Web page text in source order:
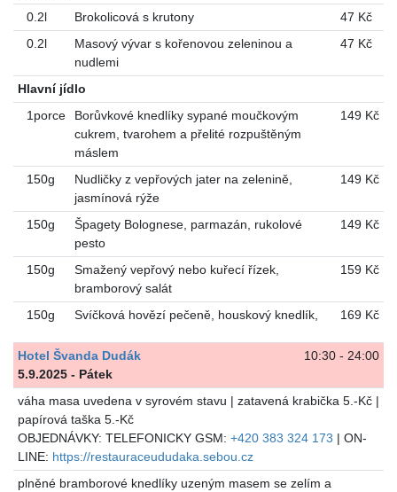
0.2l
Brokolicová s krutony
47 Kč
0.2l
Masový vývar s kořenovou zeleninou a
nudlemi
47 Kč
Hlavní jídlo
1porce
Borůvkové knedlíky sypané moučkovým
cukrem, tvarohem a přelité rozpuštěným
máslem
149 Kč
150g
Nudličky z vepřových jater na zelenině,
jasmínová rýže
149 Kč
150g
Špagety Bolognese, parmazán, rukolové
pesto
149 Kč
150g
Smažený vepřový nebo kuřecí řízek,
bramborový salát
159 Kč
150g Svíčková hovězí pečeně, houskový knedlík, 169 Kč
10:30 - 24:00
Hotel Švanda Dudák
5.9.2025 - Pátek
váha masa uvedena v syrovém stavu | zatavená krabička 5.-Kč |
papírová taška 5.-Kč
OBJEDNÁVKY: TELEFONICKY GSM: +420 383 324 173 | ON-
LINE: https://restauraceududaka.sebou.cz
plněné bramborové knedlíky uzeným masem se zelím a